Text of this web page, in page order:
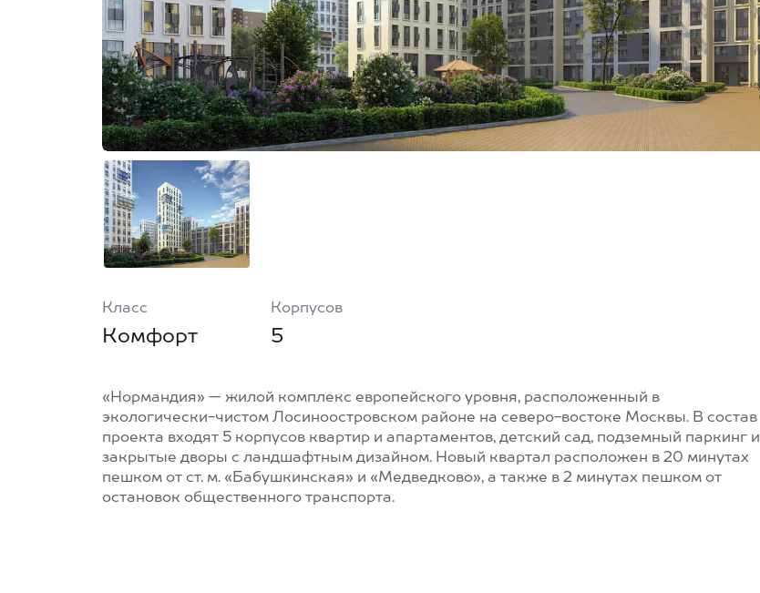
Класс
Комфорт
Корпусов
5
«Нормандия» — жилой комплекс европейского уровня, расположенный в
экологически-чистом Лосиноостровском районе на северо-востоке Москвы. В состав
проекта входят 5 корпусов квартир и апартаментов, детский сад, подземный паркинг и
закрытые дворы с ландшафтным дизайном. Новый квартал расположен в 20 минутах
пешком от ст. м. «Бабушкинская» и «Медведково», а также в 2 минутах пешком от
остановок общественного транспорта.